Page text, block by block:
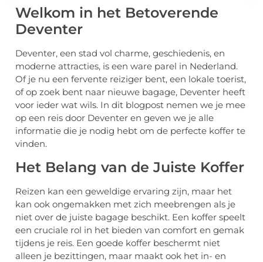
Welkom in het Betoverende
Deventer
Deventer, een stad vol charme, geschiedenis, en
moderne attracties, is een ware parel in Nederland.
Of je nu een fervente reiziger bent, een lokale toerist,
of op zoek bent naar nieuwe bagage, Deventer heeft
voor ieder wat wils. In dit blogpost nemen we je mee
op een reis door Deventer en geven we je alle
informatie die je nodig hebt om de perfecte koffer te
vinden.
Het Belang van de Juiste Koffer
Reizen kan een geweldige ervaring zijn, maar het
kan ook ongemakken met zich meebrengen als je
niet over de juiste bagage beschikt. Een koffer speelt
een cruciale rol in het bieden van comfort en gemak
tijdens je reis. Een goede koffer beschermt niet
alleen je bezittingen, maar maakt ook het in- en